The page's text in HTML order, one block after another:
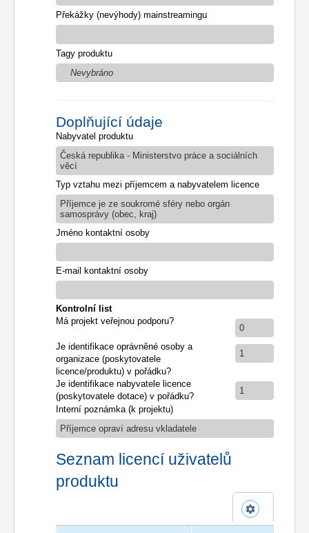
Překážky (nevýhody) mainstreamingu
Tagy produktu
Nevybráno
Doplňující údaje
Nabyvatel produktu
Česká republika - Ministerstvo práce a sociálních
věcí
Typ vztahu mezi příjemcem a nabyvatelem licence
Příjemce je ze soukromé sféry nebo orgán
samosprávy (obec, kraj)
Jméno kontaktní osoby
E-mail kontaktní osoby
Kontrolní list
Má projekt veřejnou podporu?
0
Je identifikace oprávněné osoby a
organizace (poskytovatele
licence/produktu) v pořádku?
1
Je identifikace nabyvatele licence
(poskytovatele dotace) v pořádku?
1
Interní poznámka (k projektu)
Příjemce opraví adresu vkladatele
Seznam licencí uživatelů
produktu